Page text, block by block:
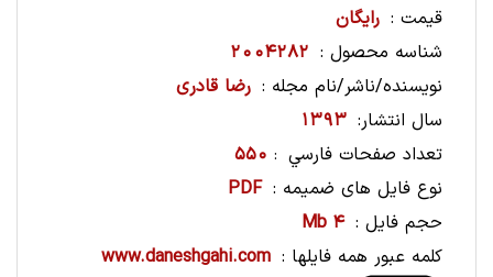
قیمت : رایگان
شناسه محصول : 2004282
نویسنده/ناشر/نام مجله : رضا قادری
سال انتشار: 1393
تعداد صفحات فارسي :
550
نوع فایل های ضمیمه : PDF
حجم فایل : 4 Mb
کلمه عبور همه فایلها : www.daneshgahi.com